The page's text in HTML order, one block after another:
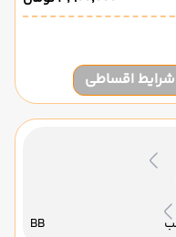
شرایط اقساطی
BB